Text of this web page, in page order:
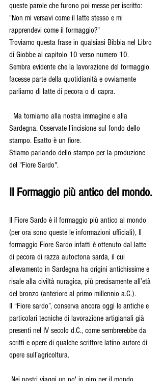
queste parole che furono poi messe per iscritto:
"Non mi versavi come il latte stesso e mi
rapprendevi come il formaggio?"
Troviamo questa frase in qualsiasi Bibbia nel Libro
di Giobbe al capitolo 10 verso numero 10.
Sembra evidente che la lavorazione del formaggio
facesse parte della quotidianità e ovviamente
parliamo di latte di pecora o di capra.
Sardegna. Osservate l'incisione sul fondo dello
stampo. Esatto è un fiore.
Stiamo parlando dello stampo per la produzione
del "Fiore Sardo".
Il Formaggio più antico del mondo.
Il Fiore Sardo è il formaggio più antico al mondo
(per ora sono queste le informazioni ufficiali), Il
formaggio Fiore Sardo infatti è ottenuto dal latte
di pecora di razza autoctona sarda, il cui
allevamento in Sardegna ha origini antichissime e
risale alla civiltà nuragica, più precisamente all’età
del bronzo (anteriore al primo millennio a.C.).
Il “Fiore sardo”, conserva ancora oggi le antiche e
particolari tecniche di lavorazione artigianali già
presenti nel IV secolo d.C., come sembrerebbe da
scritti e opere di qualche scrittore latino autore di
opere sull’agricoltura.